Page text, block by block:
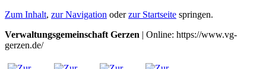
Zum Inhalt, zur Navigation oderzur Startseite springen.
Verwaltungsgemeinschaft Gerzen | Online: https://www.vg-
gerzen.de/